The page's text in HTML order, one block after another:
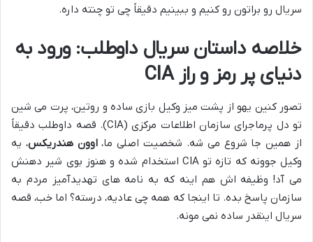
سریال رو براتون رو کنیم و ببینیم دقیقاً چی تو چنته داره.
خلاصه داستان سریال داوطلب: ورود به
دنیای پر رمز و راز CIA
تصور کنین یهو از پشت میز وکیل بازی ساده و روتین، پرت می شین
تو دل پرماجرای سازمان اطلاعات مرکزی (CIA). قصه داوطلب دقیقاً
از همین جا شروع می شه. شخصیت اصلی ما،اوون هندریکس، یه
وکیل جوونه که تازه تو CIA استخدام شده و هنوز بوی شیر دهنش
می آد! وظیفه اش هم اینه که به نامه های تهدیدآمیز مردم به
سازمان پاسخ بده. تا اینجا که همه چی عادیه، درسته؟ اما خب، قصه
سریال اینقدر ساده نمی مونه.